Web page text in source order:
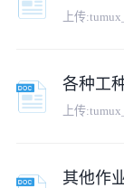
上传:
各种工
上传:
其他作